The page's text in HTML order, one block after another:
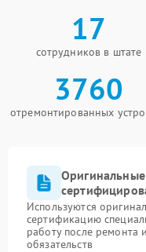
17
сотрудников в штате
3760
отремонтированных
Оригинальные
Используются
сертификацию
работу после ремонта
обязательств